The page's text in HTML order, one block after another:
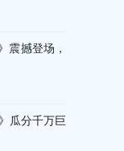
震撼登场，
瓜分千万巨